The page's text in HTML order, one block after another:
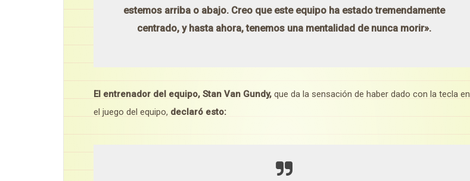
estemos arriba o abajo. Creo que este equipo ha estado tremendamente
centrado, y hasta ahora, tenemos una mentalidad de nunca morir».
El entrenador del equipo, Stan Van Gundy, que da la sensación de haber dado con la tecla en
el juego del equipo, declaró esto: